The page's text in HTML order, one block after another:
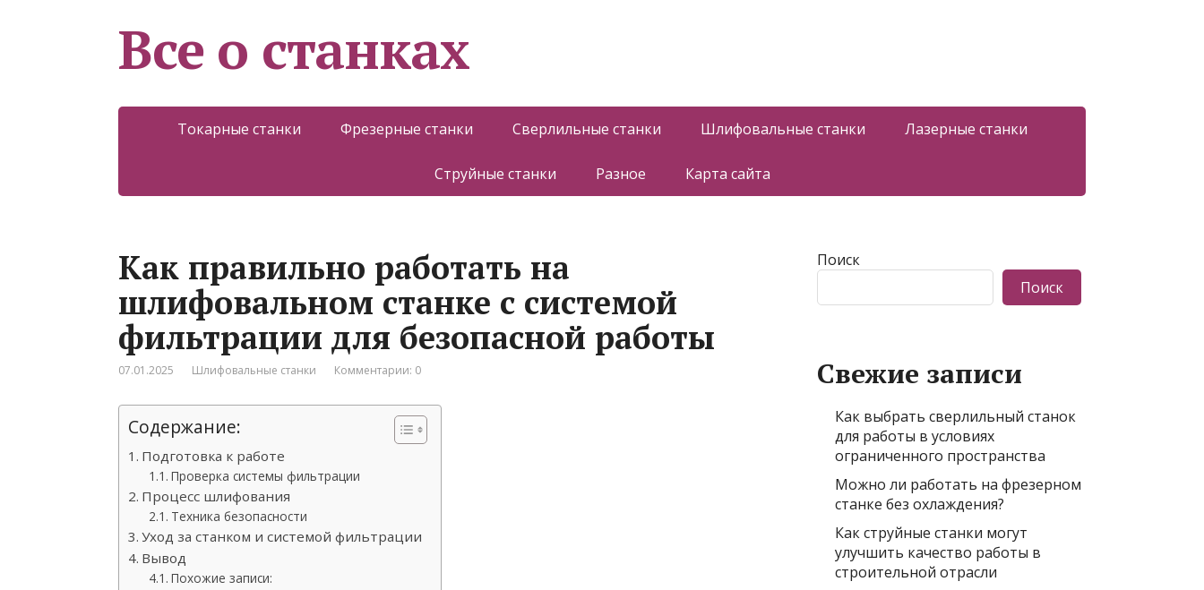
Все о станках
Токарные станки Фрезерные станки Сверлильные станки Шлифовальные станки Лазерные станки
Струйные станки Разное Карта сайта
Как правильно работать на
шлифовальном станке с системой
фильтрации для безопасной работы
07.01.2025 Шлифовальные станки Комментарии: 0
Содержание:
Подготовка к работе
Проверка системы фильтрации
Процесс шлифования
Техника безопасности
Уход за станком и системой фильтрации
Вывод
Похожие записи:
Поиск
Поиск
Свежие записи
Как выбрать сверлильный станок
для работы в условиях
ограниченного пространства
Можно ли работать на фрезерном
станке без охлаждения?
Как струйные станки могут
улучшить качество работы в
строительной отрасли